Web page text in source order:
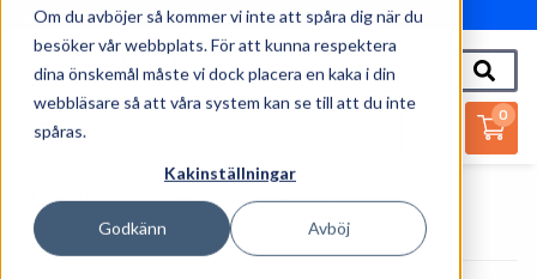
Om du avböjer så kommer vi inte att spåra dig när du
besöker vår webbplats. För att kunna respektera
dina önskemål måste vi dock placera en kaka i din
webbläsare så att våra system kan se till att du inte
spåras.
Kakinställningar
Godkänn Avböj
010-162 61 95
0
Startsida Skrivare
Print & Apply
Tillbehör Applikator
Blåsrör 6" SQ1000